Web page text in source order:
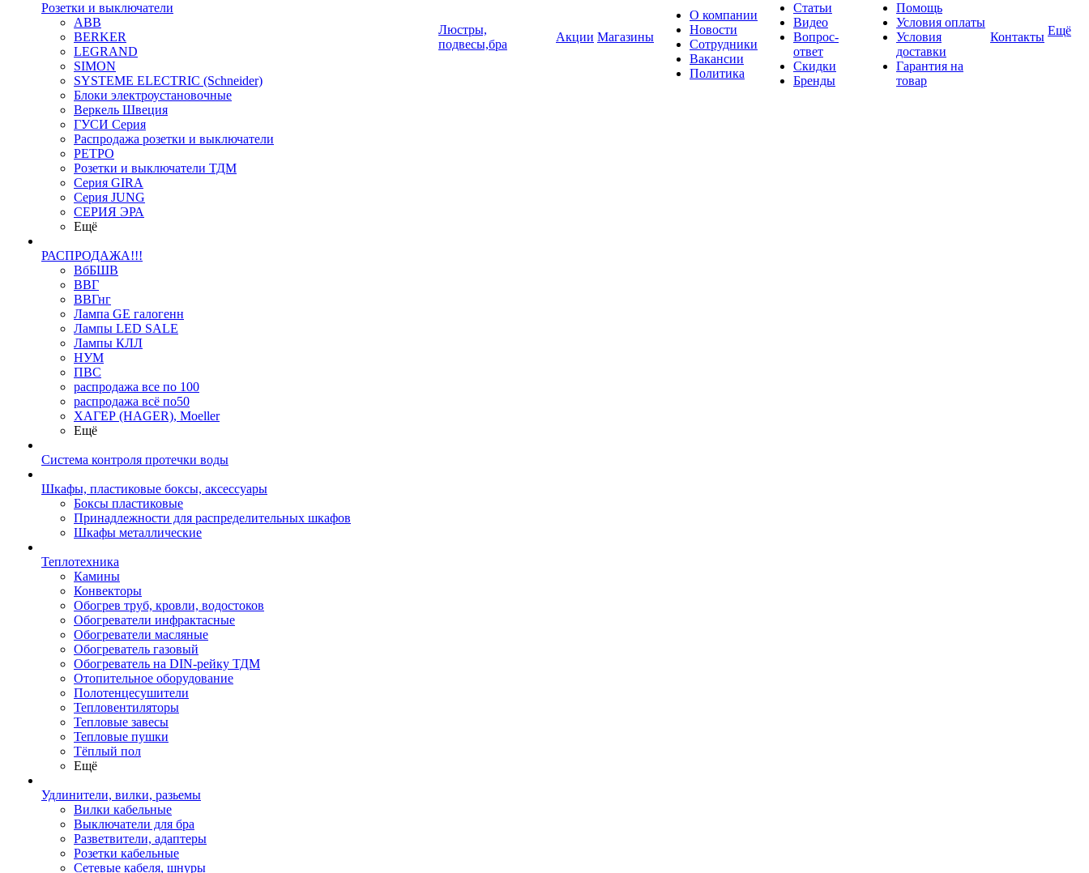
Розетки и выключатели
ABB
BERKER
LEGRAND
SIMON
SYSTEME ELECTRIC (Schneider)
Блоки электроустановочные
Веркель Швеция
ГУСИ Серия
Распродажа розетки и выключатели
РЕТРО
Розетки и выключатели ТДМ
Серия GIRA
Серия JUNG
СЕРИЯ ЭРА
Ещё
РАСПРОДАЖА!!!
ВбБШВ
ВВГ
ВВГнг
Лампа GE галогенн
Лампы LED SALE
Лампы КЛЛ
НУМ
ПВС
распродажа все по 100
распродажа всё по50
ХАГЕР (HAGER), Moeller
Ещё
Система контроля протечки воды
Шкафы, пластиковые боксы, аксессуары
Боксы пластиковые
Принадлежности для распределительных шкафов
Шкафы металлические
Теплотехника
Камины
Конвекторы
Обогрев труб, кровли, водостоков
Обогреватели инфрактасные
Обогреватели масляные
Обогреватель газовый
Обогреватель на DIN-рейку ТДМ
Отопительное оборудование
Полотенцесушители
Тепловентиляторы
Тепловые завесы
Тепловые пушки
Тёплый пол
Ещё
Удлинители, вилки, разьемы
Вилки кабельные
Выключатели для бра
Разветвители, адаптеры
Розетки кабельные
Сетевые кабеля, шнуры
Люстры,
подвесы,бра
Акции Магазины
О компании
Новости
Сотрудники
Вакансии
Политика
Статьи
Видео
Вопрос-
ответ
Скидки
Бренды
Помощь
Условия оплаты
Условия
доставки
Гарантия на
товар
Контакты Ещё